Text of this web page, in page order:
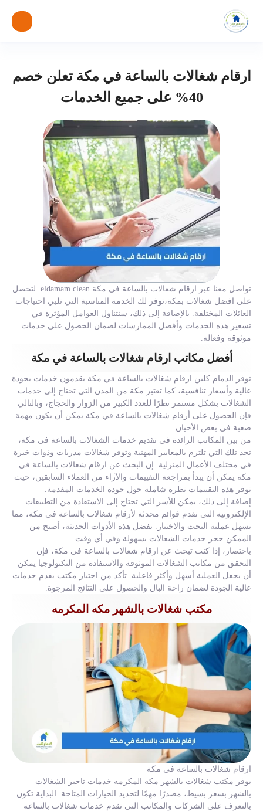
ارقام شغالات بالساعة في مكة تعلن خصم
40% على جميع الخدمات
تواصل معنا عبر ارقام شغالات بالساعة في مكة eldamam clean لتحصل
على افضل شغالات بمكة،توفر لك الخدمة المناسبة التي تلبي احتياجات
العائلات المختلفة. بالإضافة إلى ذلك، سنتناول العوامل المؤثرة في
تسعير هذه الخدمات وأفضل الممارسات لضمان الحصول على خدمات
موثوقة وفعالة.
أفضل مكاتب ارقام شغالات بالساعة في مكة
توفر الدمام كلين ارقام شغالات بالساعة في مكة يقدمون خدمات بجودة
عالية وأسعار تنافسية، كما تعتبر مكة من المدن التي تحتاج إلى خدمات
الشغالات بشكل مستمر نظرًا للعدد الكبير من الزوار والحجاج، وبالتالي
فإن الحصول على أرقام شغالات بالساعة في مكة يمكن أن يكون مهمة
صعبة في بعض الأحيان.
من بين المكاتب الرائدة في تقديم خدمات الشغالات بالساعة في مكة،
تجد تلك التي تلتزم بالمعايير المهنية وتوفر شغالات مدربات وذوات خبرة
في مختلف الأعمال المنزلية. إن البحث عن ارقام شغالات بالساعة في
مكة يمكن أن يبدأ بمراجعة التقييمات والآراء من العملاء السابقين، حيث
توفر هذه التقييمات نظرة شاملة حول جودة الخدمات المقدمة.
إضافة إلى ذلك، يمكن للأسر التي تحتاج إلى الاستفادة من التطبيقات
الإلكترونية التي تقدم قوائم محدثة لأرقام شغالات بالساعة في مكة، مما
يسهل عملية البحث والاختيار. بفضل هذه الأدوات الحديثة، أصبح من
الممكن حجز خدمات الشغالات بسهولة وفي أي وقت.
باختصار، إذا كنت تبحث عن ارقام شغالات بالساعة في مكة، فإن
التحقق من مكاتب الشغالات الموثوقة والاستفادة من التكنولوجيا يمكن
أن يجعل العملية أسهل وأكثر فاعلية. تأكد من اختيار مكتب يقدم خدمات
عالية الجودة لضمان راحة البال والحصول على النتائج المرجوة.
مكتب شغالات بالشهر مكه المكرمه
ارقام شغالات بالساعة في مكة
يوفر مكتب شغالات بالشهر مكه المكرمه خدمات تاجير الشغالات
بالشهر بسعر بسيط، مصدرًا مهمًا لتحديد الخيارات المتاحة. البداية تكون
بالتعرف على الشركات والمكاتب التي تقدم خدمات شغالات بالساعة